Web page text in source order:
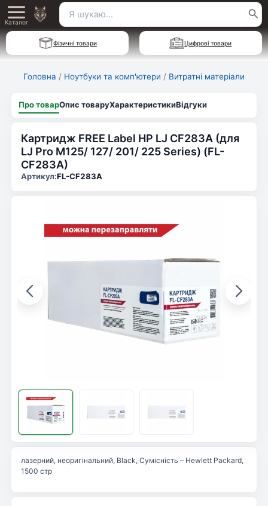
Перейти
до
вмісту
Main
Menu
Каталог
Пошук
для:
Фізичні товари Цифрові товари
Головна / Ноутбуки та комп'ютери / Витратні матеріали
Про товарОпис товаруХарактеристикиВідгуки
Картридж FREE Label HP LJ CF283A (для
LJ Pro M125/ 127/ 201/ 225 Series) (FL-
CF283A)
Артикул:FL-CF283A
лазерний, неоригінальний, Black, Сумісність – Hewlett Packard,
1500 стр